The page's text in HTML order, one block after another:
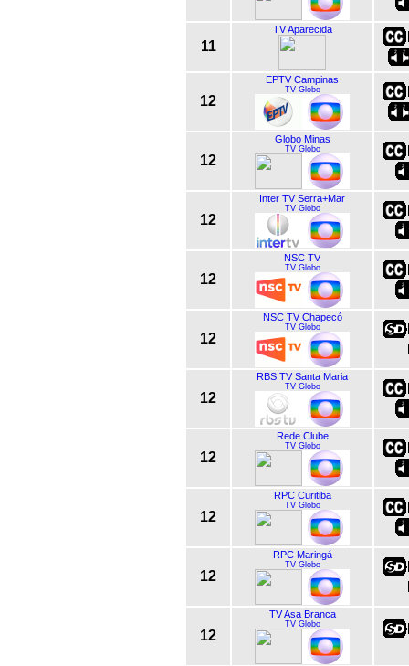
11
TV Aparecida
12
EPTV Campinas
TV Globo
12
Globo Minas
TV Globo
12
Inter TV Serra+Mar
TV Globo
12
NSC TV
TV Globo
12
NSC TV Chapecó
TV Globo
12
RBS TV Santa Maria
TV Globo
12
Rede Clube
TV Globo
12
RPC Curitiba
TV Globo
12
RPC Maringá
TV Globo
12
TV Asa Branca
TV Globo